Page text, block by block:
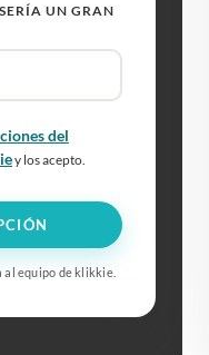
UN GRAN
del
y los acepto.
al equipo de klikkie.